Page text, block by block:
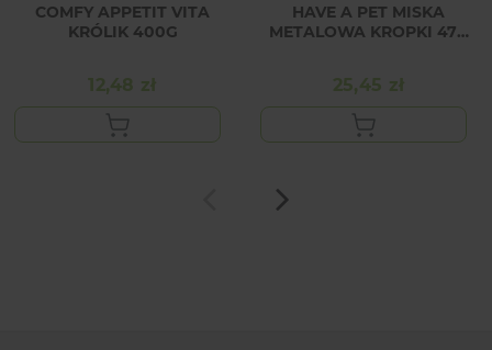
COMFY APPETIT VITA
KRÓLIK 400G
Cena
12,48 zł
HAVE A PET MISKA
METALOWA KROPKI 470
Cena
25,45 zł